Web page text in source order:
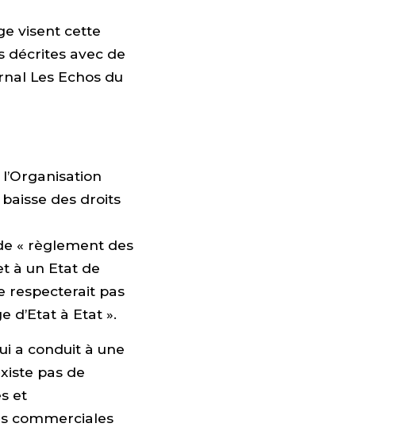
visent cette
décrites avec de
Les Echos du
des droits
« règlement des
à un Etat de
respecterait pas
d’Etat à Etat ».
a conduit à une
pas de
et
commerciales